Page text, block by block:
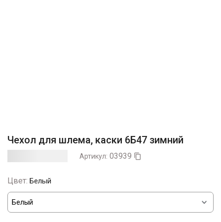
Чехол для шлема, каски 6Б47 зимний
Артикул: 03939 
Цвет: Белый